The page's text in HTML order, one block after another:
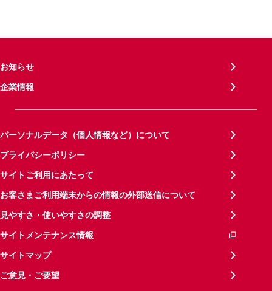
お知らせ
企業情報
パーソナルデータ（個人情報など）について
プライバシーポリシー
サイトご利用にあたって
お客さまご利用端末からの情報の外部送信について
見やすさ・使いやすさの調整
サイトメンテナンス情報
サイトマップ
ご意見・ご要望